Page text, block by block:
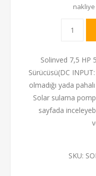
Solinved 7,5 HP
Sürücüsü(DC
olmadığı yada
Solar sulama
sayfada
SKU: